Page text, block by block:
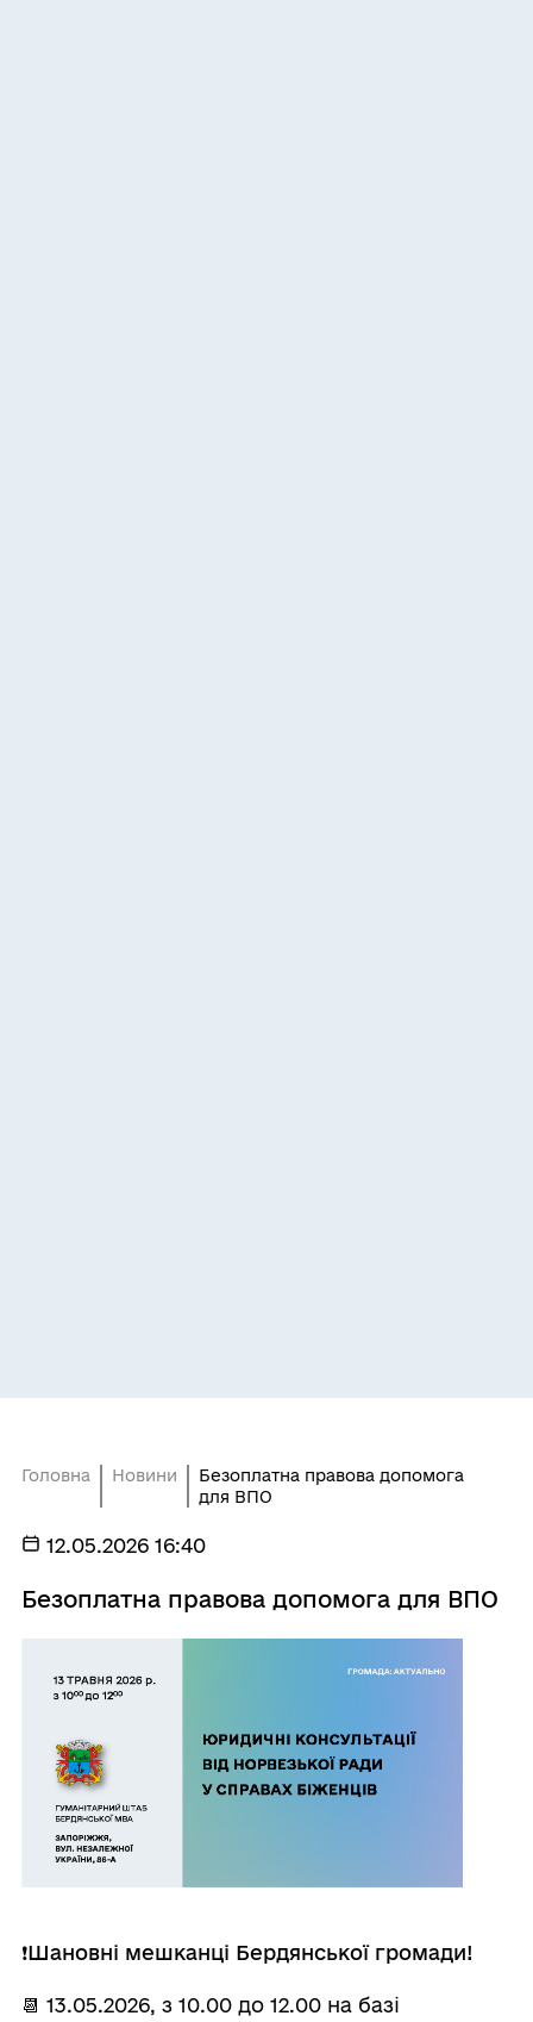
Головна Новини
Безоплатна правова допомога
для ВПО
12.05.2026 16:40
Безоплатна правова допомога для ВПО
❗️Шановні мешканці Бердянської громади!
📆 13.05.2026, з 10.00 до 12.00 на базі